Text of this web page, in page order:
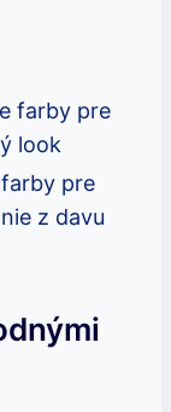
farby pre
look
pre
z davu